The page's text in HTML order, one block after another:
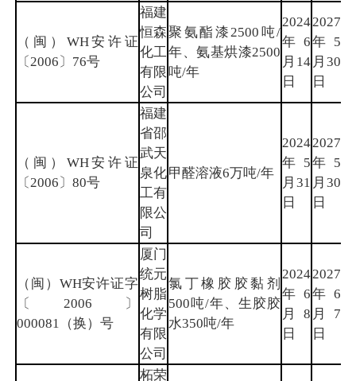
（闽）WH安许证
〔2006〕76号
福建
恒森
化工
有限
公司
聚氨酯漆2500吨/
年、氨基烘漆2500
吨/年
2024
年6
月14
日
2027
年5
月30
日
（闽）WH安许证
〔2006〕80号
福建
省邵
武天
泉化
工有
限公
司
甲醛溶液6万吨/年
2024
年5
月31
日
2027
年5
月30
日
（闽）WH安许证字
〔2006〕
000081（换）号
厦门
统元
树脂
化学
有限
公司
氯丁橡胶胶黏剂
500吨/年、生胶胶
水350吨/年
2024
年6
月8
日
2027
年6
月7
日
柘荣